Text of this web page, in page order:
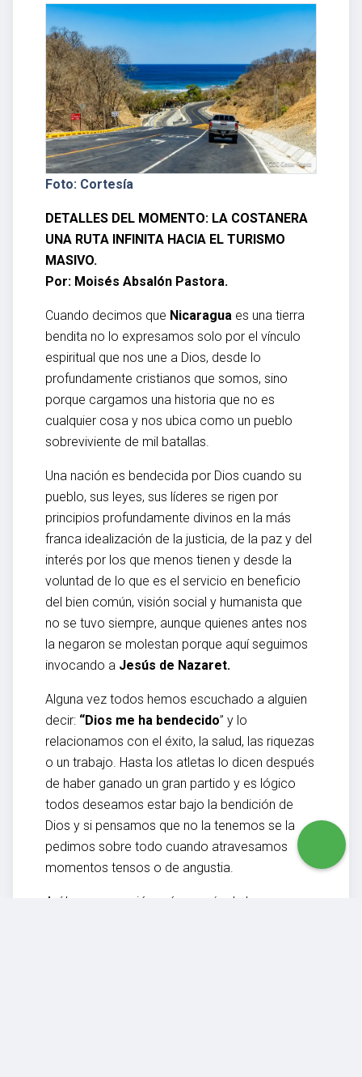
Foto: Cortesía
DETALLES DEL MOMENTO: LA COSTANERA
UNA RUTA INFINITA HACIA EL TURISMO
MASIVO.
Por: Moisés Absalón Pastora.
Cuando decimos que Nicaragua es una tierra
bendita no lo expresamos solo por el vínculo
espiritual que nos une a Dios, desde lo
profundamente cristianos que somos, sino
porque cargamos una historia que no es
cualquier cosa y nos ubica como un pueblo
sobreviviente de mil batallas.
Una nación es bendecida por Dios cuando su
pueblo, sus leyes, sus líderes se rigen por
principios profundamente divinos en la más
franca idealización de la justicia, de la paz y del
interés por los que menos tienen y desde la
voluntad de lo que es el servicio en beneficio
del bien común, visión social y humanista que
no se tuvo siempre, aunque quienes antes nos
la negaron se molestan porque aquí seguimos
invocando a Jesús de Nazaret.
Alguna vez todos hemos escuchado a alguien
decir: “Dios me ha bendecido” y lo
relacionamos con el éxito, la salud, las riquezas
o un trabajo. Hasta los atletas lo dicen después
de haber ganado un gran partido y es lógico
todos deseamos estar bajo la bendición de
Dios y si pensamos que no la tenemos se la
pedimos sobre todo cuando atravesamos
momentos tensos o de angustia.
Así la comprensión más común de lo que